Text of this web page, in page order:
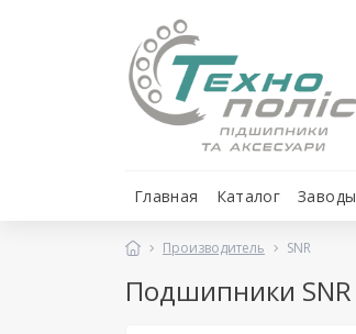
Главная Каталог Заводы
Производитель SNR
Подшипники SNR